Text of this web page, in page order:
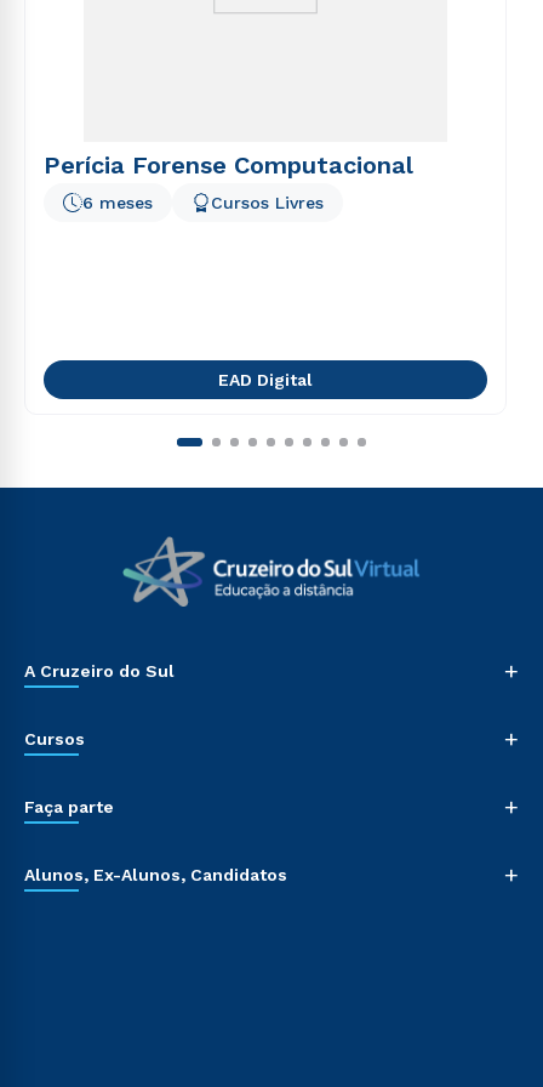
Perícia Forense Computacional
6 meses Cursos Livres
EAD Digital
A Cruzeiro do Sul +
Cursos +
Faça parte +
Alunos, Ex-Alunos, Candidatos +